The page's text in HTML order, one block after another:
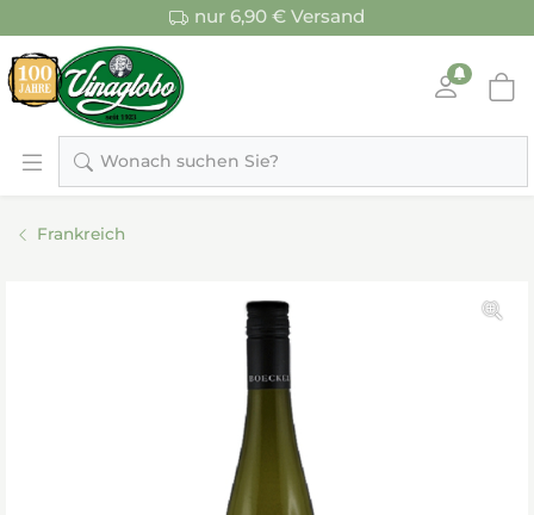
nur 6,90 € Versand
Wonach suchen Sie?
Frankreich